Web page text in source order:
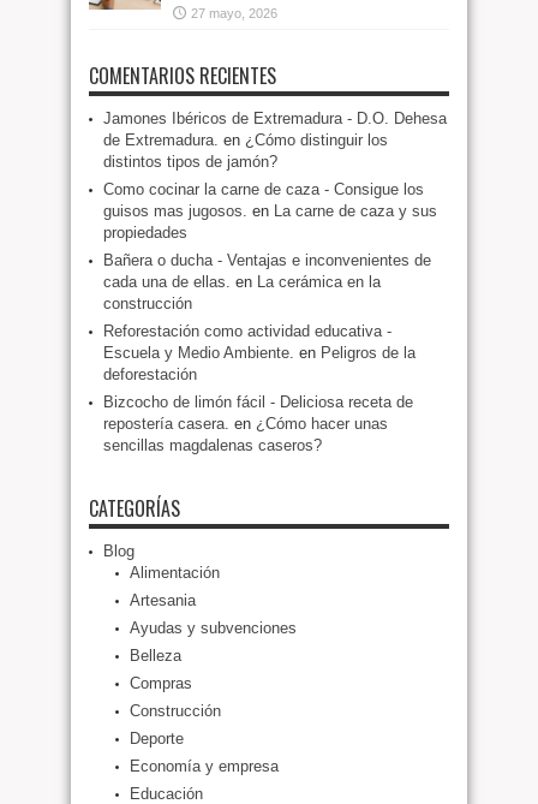
27 mayo, 2026
COMENTARIOS RECIENTES
Jamones Ibéricos de Extremadura - D.O. Dehesa
de Extremadura. en ¿Cómo distinguir los
distintos tipos de jamón?
Como cocinar la carne de caza - Consigue los
guisos mas jugosos. en La carne de caza y sus
propiedades
Bañera o ducha - Ventajas e inconvenientes de
cada una de ellas. en La cerámica en la
construcción
Reforestación como actividad educativa -
Escuela y Medio Ambiente. en Peligros de la
deforestación
Bizcocho de limón fácil - Deliciosa receta de
repostería casera. en ¿Cómo hacer unas
sencillas magdalenas caseros?
CATEGORÍAS
Blog
Alimentación
Artesania
Ayudas y subvenciones
Belleza
Compras
Construcción
Deporte
Economía y empresa
Educación